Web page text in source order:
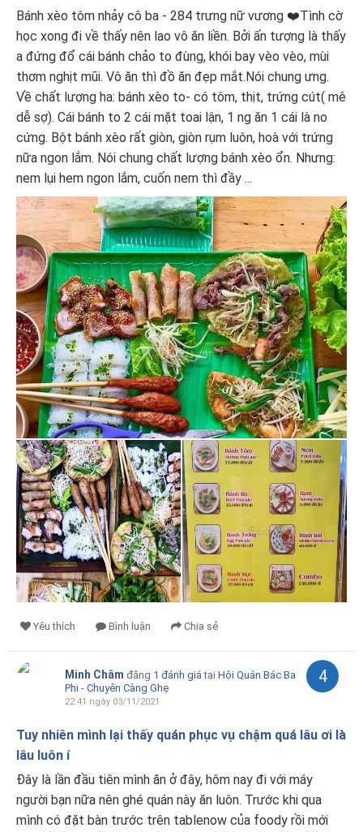
Bánh xèo tôm nhảy cô ba - 284 trưng nữ vương ❤️Tình cờ
học xong đi về thấy nên lao vô ăn liền. Bởi ấn tượng là thấy
a đứng đổ cái bánh chảo to đùng, khói bay vèo vèo, mùi
thơm nghịt mũi. Vô ăn thì đồ ăn đẹp mắt.Nói chung ưng.
Về chất lượng ha: bánh xèo to- có tôm, thịt, trứng cút( mê
dễ sợ). Cái bánh to 2 cái mặt toai lận, 1 ng ăn 1 cái là no
cứng. Bột bánh xèo rất giòn, giòn rụm luôn, hoà với trứng
nữa ngon lắm. Nói chung chất lượng bánh xèo ổn. Nhưng:
nem lụi hem ngon lắm, cuốn nem thì đầy ...
Yêu thích Bình luận Chia sẻ
Minh Châm đăng 1 đánh giá tại Hội Quán Bác Ba
Phi - Chuyên Càng Ghẹ
22:41 ngày 03/11/2021
4
Tuy nhiên mình lại thấy quán phục vụ chậm quá lâu ơi là
lâu luôn í
Đây là lần đầu tiên mình ăn ở đây, hôm nay đi với máy
người bạn nữa nên ghé quán này ăn luôn. Trước khi qua
mình có đặt bàn trước trên tablenow của foody rồi mới